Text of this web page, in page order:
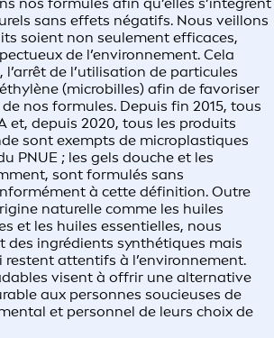
sans effets négatifs. Nous veillons
soient non seulement efficaces,
de l’environnement. Cela
de l’utilisation de particules
(microbilles) afin de favoriser
nos formules. Depuis fin 2015, tous
et, depuis 2020, tous les produits
sont exempts de microplastiques
PNUE ; les gels douche et les
sont formulés sans
à cette définition. Outre
naturelle comme les huiles
et les huiles essentielles, nous
des ingrédients synthétiques mais
attentifs à l’environnement.
visent à offrir une alternative
aux personnes soucieuses de
et personnel de leurs choix de